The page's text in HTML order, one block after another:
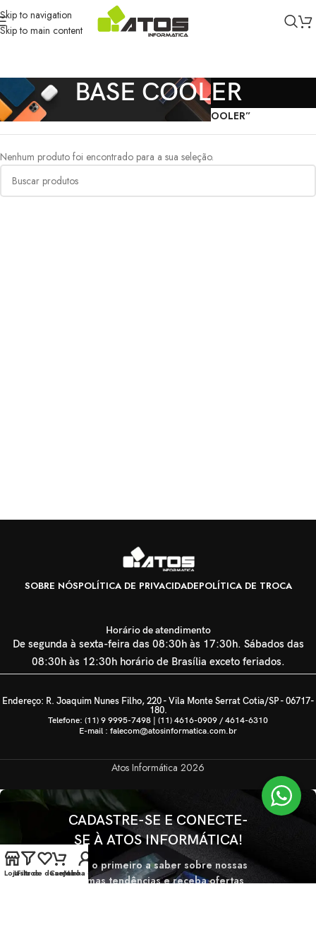
Skip to navigation
Skip to main content
BASE COOLER
Início/ Produtos marcados com a tag “BASE COOLER”
Nenhum produto foi encontrado para a sua seleção.
SOBRE NÓSPOLÍTICA DE PRIVACIDADEPOLÍTICA DE TROCA
Horário de atendimento
De segunda à sexta-feira das 08:30h às 17:30h. Sábados das
08:30h às 12:30h horário de Brasília exceto feriados.
Endereço: R. Joaquim Nunes Filho, 220 - Vila Monte Serrat Cotia/SP - 06717-
180.
Telefone: (11) 9 9995-7498 | (11) 4616-0909 / 4614-6310
E-mail : falecom@atosinformatica.com.br
Atos Informática 2026
CADASTRE-SE E CONECTE-
SE À ATOS INFORMÁTICA!
Seja o primeiro a saber sobre nossas
últimas tendências e receba ofertas
LojaFiltros
Lista de desejos
CarrinhoMinha conta